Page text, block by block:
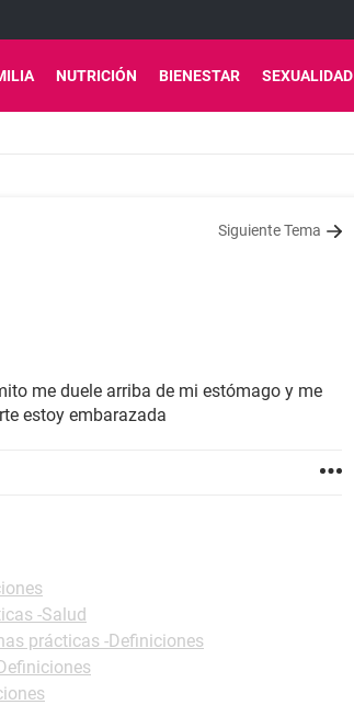
NUTRICIÓN BIENESTAR SEXUALIDAD
Siguiente Tema
me duele arriba de mi estómago y me
estoy embarazada
-Salud
prácticas -Definiciones